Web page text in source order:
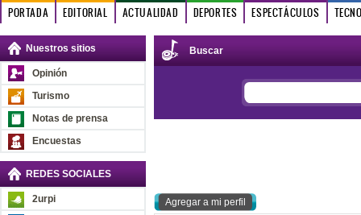
PORTADA EDITORIAL ACTUALIDAD DEPORTES ESPECTÁCULOS
Nuestros sitios
Opinión
Turismo
Notas de prensa
Encuestas
REDES SOCIALES
2urpi
Buscar